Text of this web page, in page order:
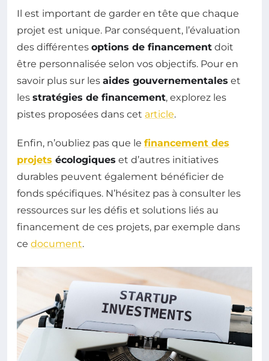
Il est important de garder en tête que chaque
projet est unique. Par conséquent, l’évaluation
des différentes options de financement doit
être personnalisée selon vos objectifs. Pour en
savoir plus sur les aides gouvernementales et
les stratégies de financement, explorez les
pistes proposées dans cet article.
Enfin, n’oubliez pas que le financement des
projets écologiques et d’autres initiatives
durables peuvent également bénéficier de
fonds spécifiques. N’hésitez pas à consulter les
ressources sur les défis et solutions liés au
financement de ces projets, par exemple dans
ce document.